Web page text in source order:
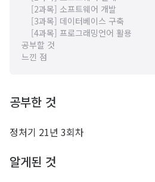
[2과목] 소프트웨어 개발
[3과목] 데이터베이스 구축
[4과목] 프로그래밍언어 활용
공부할 것
느낀 점
공부한 것
정처기 21년 3회차
알게된 것